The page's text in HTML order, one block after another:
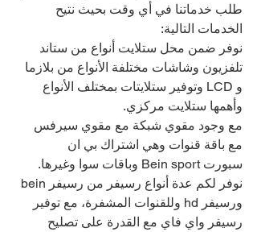
طلب خدماتنا في أي وقت بحيث نتيح
الخدمات التالية:
نوفر ضمن محل ستلايت أنواع من ستاند
تلفزيون وشاشات مختلفة الأنواع من بلازما
و LCD وتوفير ستلايتات بمختلف الأنواع
وأهمها ستلايت مركزي.
مع وجود مقوي شبكة مع مقوي سيرفس
مع باقة قنوات وهي اشتراك بي ان
سبورت Bein sport وباقات سوا وغيرها.
ورسيفر hd وللقنوات المشفرة، مع توفير
رسيفر واي فاي مع القدرة على تصليح